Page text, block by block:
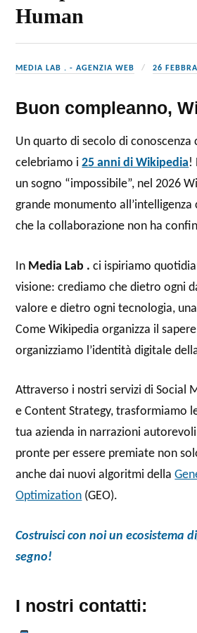
Human
MEDIA LAB . - AGENZIA WEB 26
Buon compleanno,
Un quarto di secolo di conoscenza
celebriamo i25 anni di Wikipedia!
un sogno “impossibile”, nel 2026
grande monumento
che la collaborazione non ha
In Media Lab . ci ispiriamo
visione: crediamo che dietro ogni
valore e dietro ogni tecnologia,
Come Wikipedia organizza il
organizziamo l’identità digitale
Attraverso i nostri servizi di Social
e Content Strategy, trasformiamo
tua azienda in narrazioni
pronte per essere premiate non
anche dai nuovi algoritmi della
Optimization (GEO).
Costruisci con noi un ecosistema
segno!
I nostri contatti: